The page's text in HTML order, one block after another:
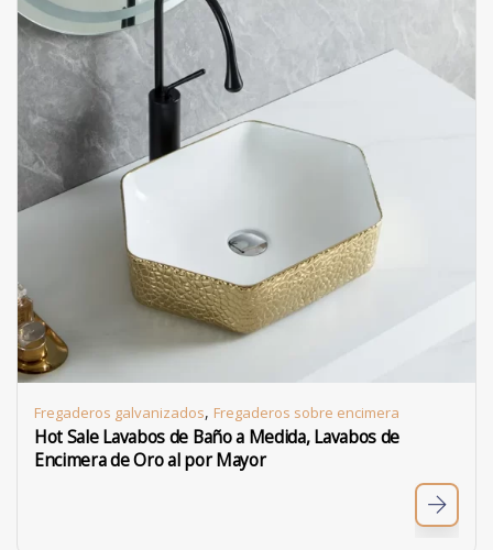
Fregaderos galvanizados, Fregaderos sobre encimera
Hot Sale Lavabos de Baño a Medida, Lavabos de
Encimera de Oro al por Mayor